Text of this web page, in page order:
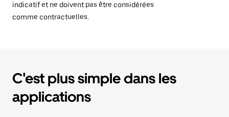
indicatif et ne doivent pas être considérées
comme contractuelles.
C'est plus simple dans les
applications